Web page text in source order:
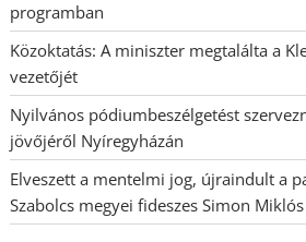
programban
Közoktatás: A miniszter megtalálta a
vezetőjét
Nyilvános pódiumbeszélgetést
jövőjéről Nyíregyházán
Elveszett a mentelmi jog, újraindult a
Szabolcs megyei fideszes Simon